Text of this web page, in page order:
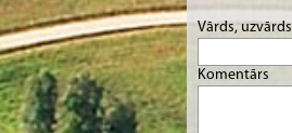
Vārds,
Komentārs